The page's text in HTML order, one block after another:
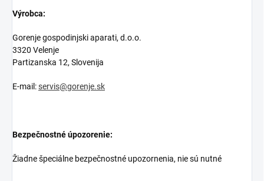
Výrobca:
Gorenje gospodinjski aparati, d.o.o.
3320 Velenje
Partizanska 12, Slovenija
E-mail:servis@gorenje.sk
Bezpečnostné úpozorenie:
Žiadne špeciálne bezpečnostné upozornenia, nie sú nutné